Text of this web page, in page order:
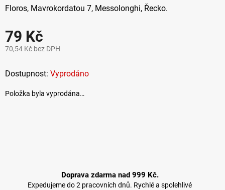
79 Kč
70,54 Kč bez DPH
cena:
Vyprodáno
Položka byla vyprodána…
Floros, Mavrokordatou 7, Messolonghi, Řecko.
Doprava zdarma nad 999 Kč.
Expedujeme do 2 pracovních dnů. Rychlé a spolehlivé